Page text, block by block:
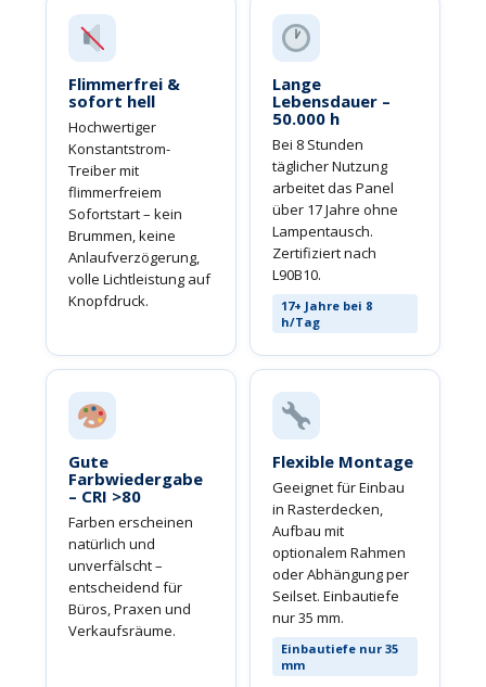
Flimmerfrei &
sofort hell
Hochwertiger
Konstantstrom-
Treiber mit
flimmerfreiem
Sofortstart – kein
Brummen, keine
Anlaufverzögerung,
volle Lichtleistung auf
Knopfdruck.
Lange
Lebensdauer –
50.000 h
Bei 8 Stunden
täglicher Nutzung
arbeitet das Panel
über 17 Jahre ohne
Lampentausch.
Zertifiziert nach
L90B10.
17+ Jahre bei 8
h/Tag
Gute
Farbwiedergabe
– CRI >80
Farben erscheinen
natürlich und
unverfälscht –
entscheidend für
Büros, Praxen und
Verkaufsräume.
Flexible Montage
Geeignet für Einbau
in Rasterdecken,
Aufbau mit
optionalem Rahmen
oder Abhängung per
Seilset. Einbautiefe
nur 35 mm.
Einbautiefe nur 35
mm